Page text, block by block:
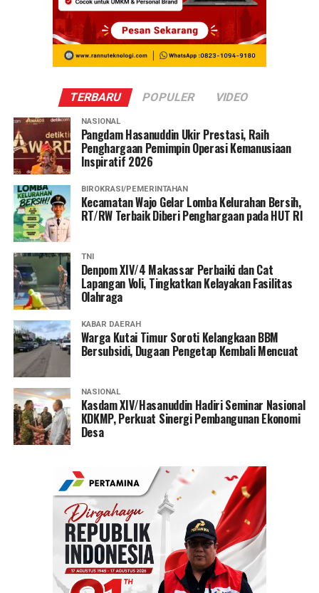
TERBARU POPULER VIDEO
NASIONAL
Pangdam Hasanuddin Ukir Prestasi, Raih
Penghargaan Pemimpin Operasi Kemanusiaan
Inspiratif 2026
BIROKRASI/PEMERINTAHAN
Kecamatan Wajo Gelar Lomba Kelurahan Bersih,
RT/RW Terbaik Diberi Penghargaan pada HUT RI
TNI
Denpom XIV/4 Makassar Perbaiki dan Cat
Lapangan Voli, Tingkatkan Kelayakan Fasilitas
Olahraga
KABAR DAERAH
Warga Kutai Timur Soroti Kelangkaan BBM
Bersubsidi, Dugaan Pengetap Kembali Mencuat
NASIONAL
Kasdam XIV/Hasanuddin Hadiri Seminar Nasional
KDKMP, Perkuat Sinergi Pembangunan Ekonomi
Desa